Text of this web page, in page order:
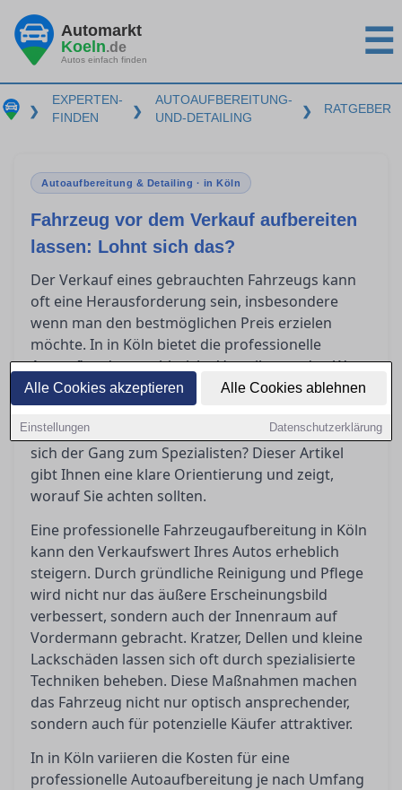
Alle Cookies akzeptieren Alle Cookies ablehnen
Einstellungen Datenschutzerklärung
Automarkt
Koeln.de
Autos einfach finden ☰
❯
EXPERTEN-
FINDEN
❯
AUTOAUFBEREITUNG-
UND-DETAILING
❯ RATGEBER
Autoaufbereitung & Detailing · in Köln
Fahrzeug vor dem Verkauf aufbereiten
lassen: Lohnt sich das?
Der Verkauf eines gebrauchten Fahrzeugs kann
oft eine Herausforderung sein, insbesondere
wenn man den bestmöglichen Preis erzielen
möchte. In in Köln bietet die professionelle
Autoaufbereitungzahlreiche Vorteile, um den Wert
des Fahrzeugs zu steigern. Doch welche
Maßnahmen sind wirklich notwendig, welche
Kosten kommen auf einen zu, und wann lohnt
sich der Gang zum Spezialisten? Dieser Artikel
gibt Ihnen eine klare Orientierung und zeigt,
worauf Sie achten sollten.
Eine professionelle Fahrzeugaufbereitung in Köln
kann den Verkaufswert Ihres Autos erheblich
steigern. Durch gründliche Reinigung und Pflege
wird nicht nur das äußere Erscheinungsbild
verbessert, sondern auch der Innenraum auf
Vordermann gebracht. Kratzer, Dellen und kleine
Lackschäden lassen sich oft durch spezialisierte
Techniken beheben. Diese Maßnahmen machen
das Fahrzeug nicht nur optisch ansprechender,
sondern auch für potenzielle Käufer attraktiver.
In in Köln variieren die Kosten für eine
professionelle Autoaufbereitung je nach Umfang